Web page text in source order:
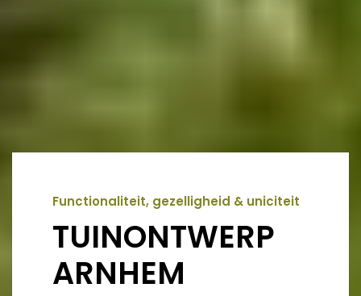
Functionaliteit, gezelligheid & uniciteit
TUINONTWERP
ARNHEM